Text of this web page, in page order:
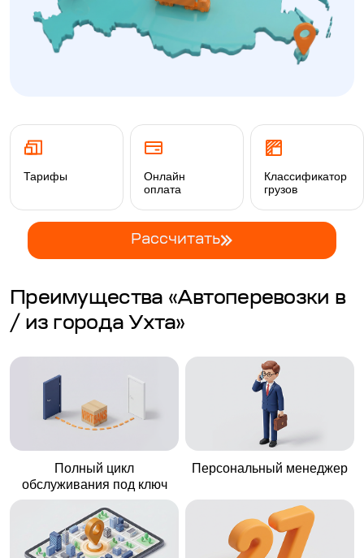
Тарифы
Онлайн
оплата
Классификатор
грузов
Рассчитать
Преимущества «Автоперевозки в
/ из города Ухта»
Полный цикл
обслуживания под ключ
Персональный менеджер